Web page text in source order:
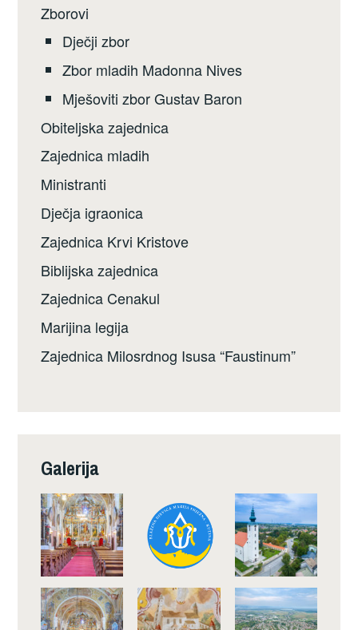
Zborovi
Dječji zbor
Zbor mladih Madonna Nives
Mješoviti zbor Gustav Baron
Obiteljska zajednica
Zajednica mladih
Ministranti
Dječja igraonica
Zajednica Krvi Kristove
Biblijska zajednica
Zajednica Cenakul
Marijina legija
Zajednica Milosrdnog Isusa “Faustinum”
Galerija